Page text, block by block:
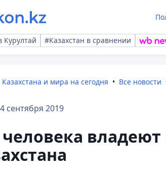
#Казахстан в сравнении
и мира на сегодня Все новости
сентября 2019
человека